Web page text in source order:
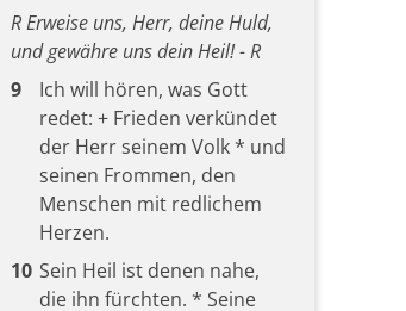
R Erweise uns, Herr, deine Huld,
und gewähre uns dein Heil! - R
9
Ich will hören, was Gott
redet: + Frieden verkündet
der Herr seinem Volk * und
seinen Frommen, den
Menschen mit redlichem
Herzen.
10 Sein Heil ist denen nahe,
die ihn fürchten. * Seine